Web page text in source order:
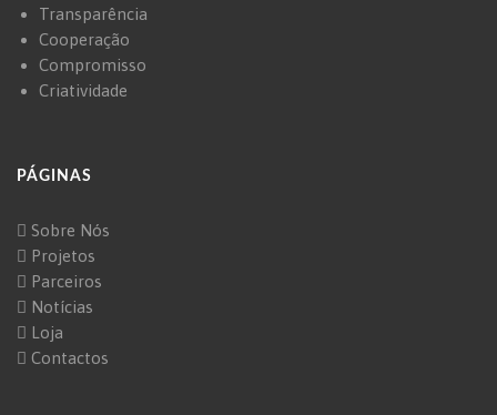
Transparência
Cooperação
Compromisso
Criatividade
PÁGINAS
Sobre Nós
Projetos
Parceiros
Notícias
Loja
Contactos